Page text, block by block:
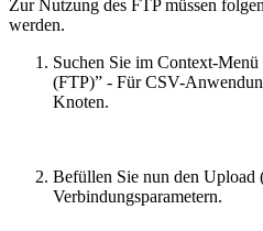
Zur Nutzung des FTP müssen
werden.
Suchen Sie im Context-
(FTP)” - Für CSV-
Knoten.
Befüllen Sie nun den Upload
Verbindungsparametern.